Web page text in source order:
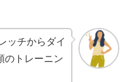
ッチからダイ
のトレーニン